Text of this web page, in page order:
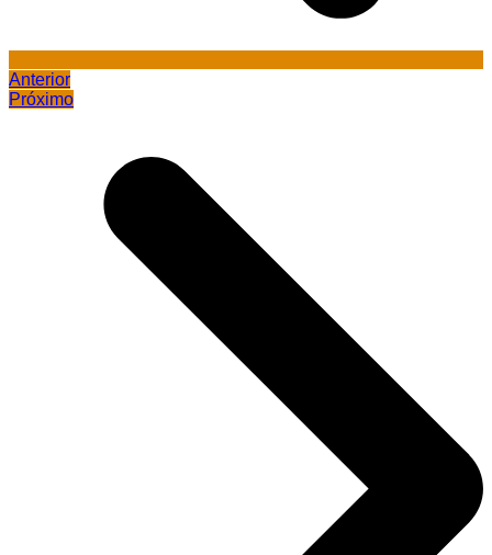
Anterior
Próximo